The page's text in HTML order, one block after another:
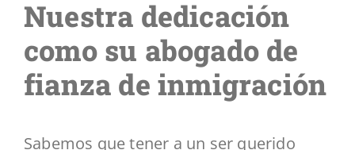
Nuestra dedicación
como su abogado de
fianza de inmigración
Sabemos que tener a un ser querido